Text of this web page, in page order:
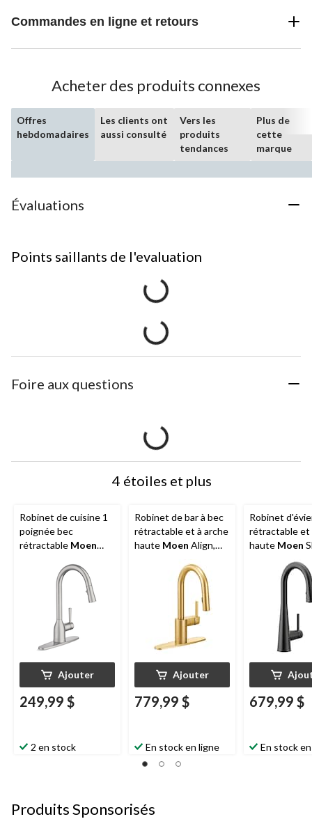
Commandes en ligne et retours
Acheter des produits connexes
Offres
hebdomadaires
Les clients ont
aussi consulté
Vers les
produits
tendances
Plus de
cette
marque
Évaluations
Points saillants de l'evaluation
Foire aux questions
4 étoiles et plus
Robinet de cuisine 1
poignée bec
rétractable Moen
inoxydable Spot
Ajouter
249,99 $
2 en stock
Robinet de bar à bec
rétractable et à arche
haute Moen Align,
douchette, or brossé
Ajouter
779,99 $
En stock en ligne
Robinet
rétractable et
haute Moen
poignée
679,99 $
En stock
Produits Sponsorisés